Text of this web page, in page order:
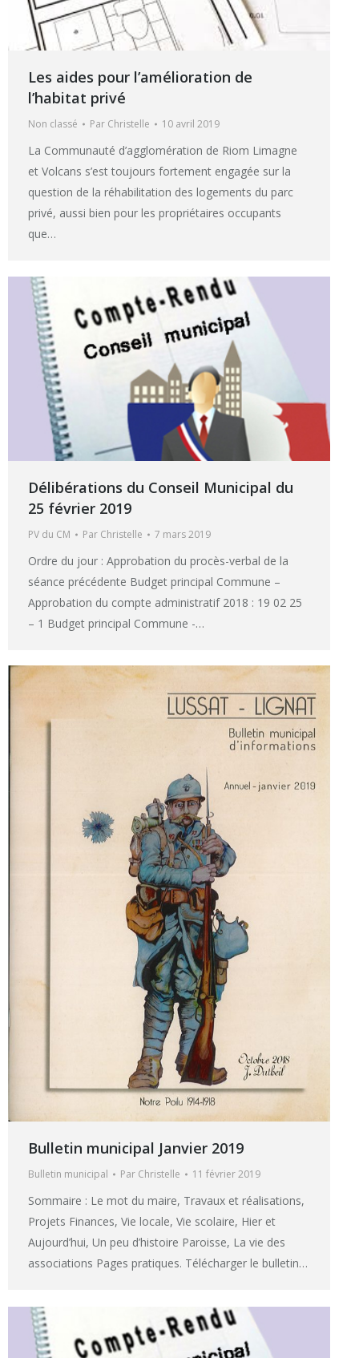
Les aides pour l’amélioration de
l’habitat privé
Non classé Par Christelle 10 avril 2019
La Communauté d’agglomération de Riom Limagne
et Volcans s’est toujours fortement engagée sur la
question de la réhabilitation des logements du parc
privé, aussi bien pour les propriétaires occupants
que…
Délibérations du Conseil Municipal du
25 février 2019
PV du CM Par Christelle 7 mars 2019
Ordre du jour : Approbation du procès-verbal de la
séance précédente Budget principal Commune –
Approbation du compte administratif 2018 : 19 02 25
– 1 Budget principal Commune -…
Bulletin municipal Janvier 2019
Bulletin municipal Par Christelle 11 février 2019
Sommaire : Le mot du maire, Travaux et réalisations,
Projets Finances, Vie locale, Vie scolaire, Hier et
Aujourd’hui, Un peu d’histoire Paroisse, La vie des
associations Pages pratiques. Télécharger le bulletin…